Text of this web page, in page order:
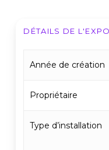
DÉTAILS DE
Année de création
Propriétaire
Type d’installation